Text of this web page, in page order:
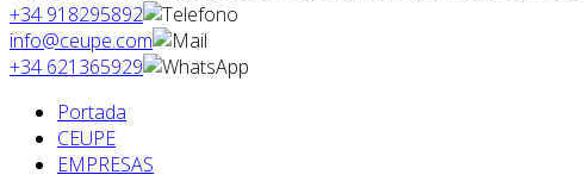
+34 918295892
info@ceupe.com
+34 621365929
Portada
CEUPE
EMPRESAS